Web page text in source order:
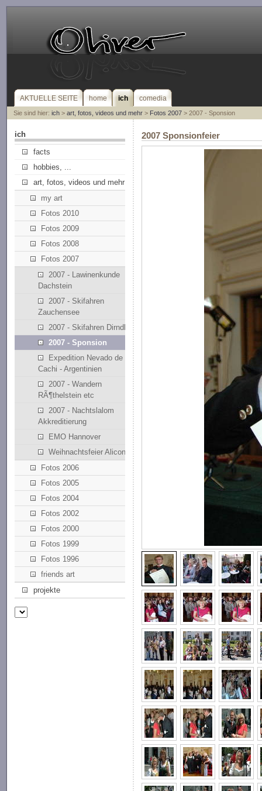
AKTUELLE SEITE home ich comedia
Sie sind hier: ich> art, fotos, videos und mehr> Fotos 2007> 2007 - Sponsion
ich
facts
hobbies, ...
art, fotos, videos und mehr
my art
Fotos 2010
Fotos 2009
Fotos 2008
Fotos 2007
2007 - Lawinenkunde
Dachstein
2007 - Skifahren
Zauchensee
2007 - Skifahren Dirndllift
2007 - Sponsion
Expedition Nevado de
Cachi - Argentinien
2007 - Wandern
RÃ¶thelstein etc
2007 - Nachtslalom
Akkreditierung
EMO Hannover
Weihnachtsfeier Alicona
Fotos 2006
Fotos 2005
Fotos 2004
Fotos 2002
Fotos 2000
Fotos 1999
Fotos 1996
friends art
projekte
2007 Sponsionfeier